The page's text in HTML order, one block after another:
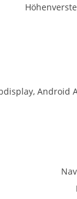
Android